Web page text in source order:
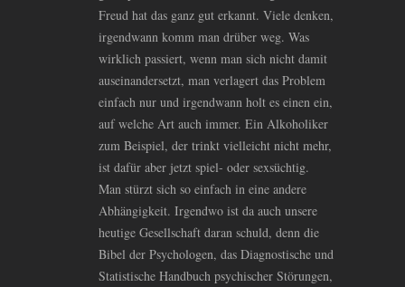
Freud hat das ganz gut erkannt. Viele denken,
irgendwann komm man drüber weg. Was
wirklich passiert, wenn man sich nicht damit
auseinandersetzt, man verlagert das Problem
einfach nur und irgendwann holt es einen ein,
auf welche Art auch immer. Ein Alkoholiker
zum Beispiel, der trinkt vielleicht nicht mehr,
ist dafür aber jetzt spiel- oder sexsüchtig.
Man stürzt sich so einfach in eine andere
Abhängigkeit. Irgendwo ist da auch unsere
heutige Gesellschaft daran schuld, denn die
Bibel der Psychologen, das Diagnostische und
Statistische Handbuch psychischer Störungen,